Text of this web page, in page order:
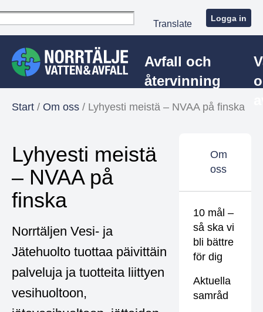
Translate
Logga in
Avfall och
återvinning
Start / Om oss / Lyhyesti meistä – NVAA på finska
Lyhyesti meistä
– NVAA på
finska
Norrtäljen Vesi- ja
Jätehuolto tuottaa päivittäin
palveluja ja tuotteita liittyen
vesihuoltoon,
Om
oss
10 mål –
så ska vi
bli bättre
för dig
Aktuella
samråd